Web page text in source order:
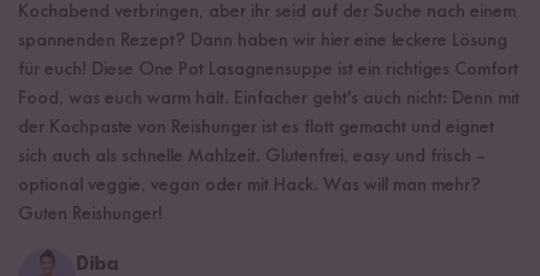
Kochabend verbringen, aber ihr seid auf der Suche nach einem
spannenden Rezept? Dann haben wir hier eine leckere Lösung
für euch! Diese One Pot Lasagnensuppe ist ein richtiges Comfort
Food, was euch warm hält. Einfacher geht's auch nicht: Denn mit
der Kochpaste von Reishunger ist es flott gemacht und eignet
sich auch als schnelle Mahlzeit. Glutenfrei, easy und frisch –
optional veggie, vegan oder mit Hack. Was will man mehr?
Guten Reishunger!
Diba